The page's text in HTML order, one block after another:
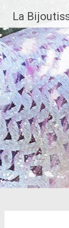
contenu
principal
La